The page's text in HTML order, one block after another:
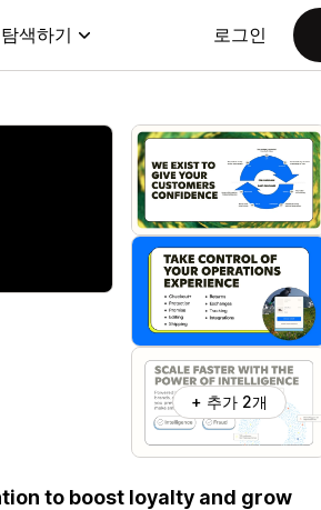
색하기 로그인
+ 추가 2개
to boost loyalty and grow